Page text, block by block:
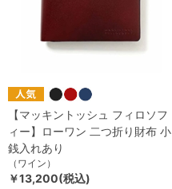
【マッキントッシュ フィロソフ
ィー】ローワン 二つ折り財布 小
銭入れあり
（ワイン）
￥13,200(税込)